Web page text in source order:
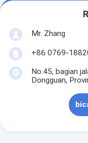
Mr. Zhang
+86 0769-
No.45, bagian
Dongguan,